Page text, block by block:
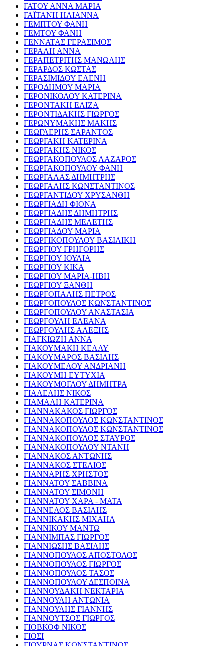
ΓΑΤΟΥ ΑΝΝΑ ΜΑΡΙΑ
ΓΑΪΤΑΝΗ ΗΛΙΑΝΝΑ
ΓΕΜΠΤΟΥ ΦΑΝΗ
ΓΕΜΤΟΥ ΦΑΝΗ
ΓΕΝΝΑΤΑΣ ΓΕΡΑΣΙΜΟΣ
ΓΕΡΑΛΗ ΑΝΝΑ
ΓΕΡΑΠΕΤΡΙΤΗΣ ΜΑΝΩΛΗΣ
ΓΕΡΑΡΔΟΣ ΚΩΣΤΑΣ
ΓΕΡΑΣΙΜΙΔΟΥ ΕΛΕΝΗ
ΓΕΡΟΔΗΜΟΥ ΜΑΡΙΑ
ΓΕΡΟΝΙΚΟΛΟΥ ΚΑΤΕΡΙΝΑ
ΓΕΡΟΝΤΑΚΗ ΕΛΙΖΑ
ΓΕΡΟΝΤΙΔΑΚΗΣ ΓΙΩΡΓΟΣ
ΓΕΡΩΝΥΜΑΚΗΣ ΜΑΚΗΣ
ΓΕΩΓΛΕΡΗΣ ΣΑΡΑΝΤΟΣ
ΓΕΩΡΓΑΚΗ ΚΑΤΕΡΙΝΑ
ΓΕΩΡΓΑΚΗΣ ΝΙΚΟΣ
ΓΕΩΡΓΑΚΟΠΟΥΛΟΣ ΛΑΖΑΡΟΣ
ΓΕΩΡΓΑΚΟΠΟΥΛΟΥ ΦΑΝΗ
ΓΕΩΡΓΑΛΑΣ ΔΗΜΗΤΡΗΣ
ΓΕΩΡΓΑΛΗΣ ΚΩΝΣΤΑΝΤΙΝΟΣ
ΓΕΩΡΓΑΝΤΙΔΟΥ ΧΡΥΣΑΝΘΗ
ΓΕΩΡΓΙΑΔΗ ΦΙΟΝΑ
ΓΕΩΡΓΙΑΔΗΣ ΔΗΜΗΤΡΗΣ
ΓΕΩΡΓΙΑΔΗΣ ΜΕΛΕΤΗΣ
ΓΕΩΡΓΙΑΔΟΥ ΜΑΡΙΑ
ΓΕΩΡΓΙΚΟΠΟΥΛΟΥ ΒΑΣΙΛΙΚΗ
ΓΕΩΡΓΙΟΥ ΓΡΗΓΟΡΗΣ
ΓΕΩΡΓΙΟΥ ΙΟΥΛΙΑ
ΓΕΩΡΓΙΟΥ ΚΙΚΑ
ΓΕΩΡΓΙΟΥ ΜΑΡΙΑ-ΗΒΗ
ΓΕΩΡΓΙΟΥ ΞΑΝΘΗ
ΓΕΩΡΓΟΠΑΛΗΣ ΠΕΤΡΟΣ
ΓΕΩΡΓΟΠΟΥΛΟΣ ΚΩΝΣΤΑΝΤΙΝΟΣ
ΓΕΩΡΓΟΠΟΥΛΟΥ ΑΝΑΣΤΑΣΙΑ
ΓΕΩΡΓΟΥΛΗ ΕΛΕΑΝΑ
ΓΕΩΡΓΟΥΛΗΣ ΑΛΕΞΗΣ
ΓΙΑΓΚΙΩΖΗ ΑΝΝΑ
ΓΙΑΚΟΥΜΑΚΗ ΚΕΛΛΥ
ΓΙΑΚΟΥΜΑΡΟΣ ΒΑΣΙΛΗΣ
ΓΙΑΚΟΥΜΕΛΟΥ ΑΝΔΡΙΑΝΗ
ΓΙΑΚΟΥΜΗ ΕΥΤΥΧΙΑ
ΓΙΑΚΟΥΜΟΓΛΟΥ ΔΗΜΗΤΡΑ
ΓΙΑΛΕΛΗΣ ΝΙΚΟΣ
ΓΙΑΜΑΛΗ ΚΑΤΕΡΙΝΑ
ΓΙΑΝΝΑΚΑΚΟΣ ΓΙΩΡΓΟΣ
ΓΙΑΝΝΑΚΟΠΟΥΛΟΣ ΚΩΝΣΤΑΝΤΙΝΟΣ
ΓΙΑΝΝΑΚΟΠΟΥΛΟΣ ΚΩΝΣΤΑΝΤΙΝΟΣ
ΓΙΑΝΝΑΚΟΠΟΥΛΟΣ ΣΤΑΥΡΟΣ
ΓΙΑΝΝΑΚΟΠΟΥΛΟΥ ΝΤΑΝΗ
ΓΙΑΝΝΑΚΟΣ ΑΝΤΩΝΗΣ
ΓΙΑΝΝΑΚΟΣ ΣΤΕΛΙΟΣ
ΓΙΑΝΝΑΡΗΣ ΧΡΗΣΤΟΣ
ΓΙΑΝΝΑΤΟΥ ΣΑΒΒΙΝΑ
ΓΙΑΝΝΑΤΟΥ ΣΙΜΟΝΗ
ΓΙΑΝΝΑΤΟΥ ΧΑΡΑ - ΜΑΤΑ
ΓΙΑΝΝΕΛΟΣ ΒΑΣΙΛΗΣ
ΓΙΑΝΝΙΚΑΚΗΣ ΜΙΧΑΗΛ
ΓΙΑΝΝΙΚΟΥ ΜΑΝΤΩ
ΓΙΑΝΝΙΜΠΑΣ ΓΙΩΡΓΟΣ
ΓΙΑΝΝΙΩΣΗΣ ΒΑΣΙΛΗΣ
ΓΙΑΝΝΟΠΟΥΛΟΣ ΑΠΟΣΤΟΛΟΣ
ΓΙΑΝΝΟΠΟΥΛΟΣ ΓΙΩΡΓΟΣ
ΓΙΑΝΝΟΠΟΥΛΟΣ ΤΑΣΟΣ
ΓΙΑΝΝΟΠΟΥΛΟΥ ΔΕΣΠΟΙΝΑ
ΓΙΑΝΝΟΥΔΑΚΗ ΝΕΚΤΑΡΙΑ
ΓΙΑΝΝΟΥΛΗ ΑΝΤΩΝΙΑ
ΓΙΑΝΝΟΥΛΗΣ ΓΙΑΝΝΗΣ
ΓΙΑΝΝΟΥΤΣΟΣ ΓΙΩΡΓΟΣ
ΓΙΟΒΚΟΦ ΝΙΚΟΣ
ΓΙΟΣΙ